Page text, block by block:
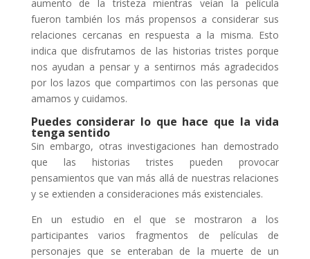
aumento de la tristeza mientras veían la película
fueron también los más propensos a considerar sus
relaciones cercanas en respuesta a la misma. Esto
indica que disfrutamos de las historias tristes porque
nos ayudan a pensar y a sentirnos más agradecidos
por los lazos que compartimos con las personas que
amamos y cuidamos.
Puedes considerar lo que hace que la vida
tenga sentido
Sin embargo, otras investigaciones han demostrado
que las historias tristes pueden provocar
pensamientos que van más allá de nuestras relaciones
y se extienden a consideraciones más existenciales.
En un estudio en el que se mostraron a los
participantes varios fragmentos de películas de
personajes que se enteraban de la muerte de un